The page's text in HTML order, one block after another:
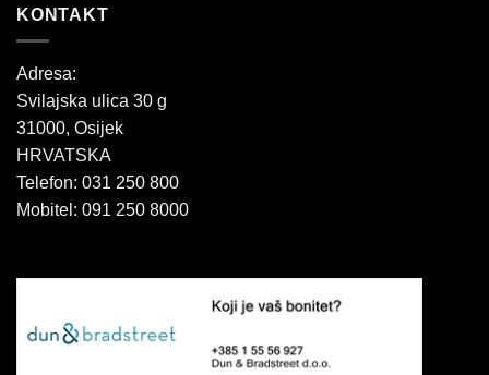
KONTAKT
Adresa:
Svilajska ulica 30 g
31000, Osijek
HRVATSKA
Telefon: 031 250 800
Mobitel: 091 250 8000